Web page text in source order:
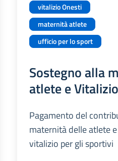
vitalizio Onesti
maternità atlete
ufficio per lo sport
Sostegno alla
atlete e
Pagamento del
maternità delle atlete
vitalizio per gli sportivi